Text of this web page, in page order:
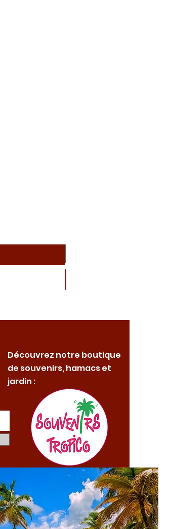
Découvrez notre boutique
de souvenirs, hamacs et
jardin :